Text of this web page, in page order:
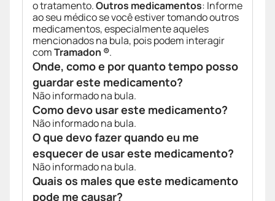
o tratamento.Outros medicamentos: Informe
ao seu médico se você estiver tomando outros
medicamentos, especialmente aqueles
mencionados na bula, pois podem interagir
comTramadon ®.
Onde, como e por quanto tempo posso
guardar este medicamento?
Não informado na bula.
Como devo usar este medicamento?
Não informado na bula.
O que devo fazer quando eu me
esquecer de usar este medicamento?
Não informado na bula.
Quais os males que este medicamento
pode me causar?